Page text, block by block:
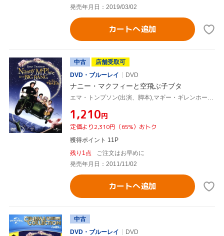
発売年月日：2019/03/02
カートへ追加
中古
店舗受取可
DVD・ブルーレイ
DVD
ナニー・マクフィーと空飛ぶ子ブタ
エマ・トンプソン(出演、脚本),マギー・ギレンホール,スザンナ・ホワイト(監督),クリスチアナ・ブランド(原作)
¥1,210円
定価より2,310円（65%）おトク
獲得ポイント 11P
残り1点
ご注文はお早めに
発売年月日：2011/11/02
カートへ追加
中古
DVD・ブルーレイ
DVD